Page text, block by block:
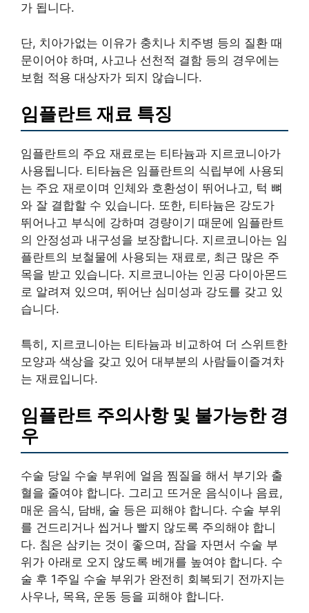
가 됩니다.
단, 치아가없는 이유가 충치나 치주병 등의 질환 때
문이어야 하며, 사고나 선천적 결함 등의 경우에는
보험 적용 대상자가 되지 않습니다.
임플란트 재료 특징
임플란트의 주요 재료로는 티타늄과 지르코니아가
사용됩니다. 티타늄은 임플란트의 식립부에 사용되
는 주요 재로이며 인체와 호환성이 뛰어나고, 턱 뼈
와 잘 결합할 수 있습니다. 또한, 티타늄은 강도가
뛰어나고 부식에 강하며 경량이기 때문에 임플란트
의 안정성과 내구성을 보장합니다. 지르코니아는 임
플란트의 보철물에 사용되는 재료로, 최근 많은 주
목을 받고 있습니다. 지르코니아는 인공 다이아몬드
로 알려져 있으며, 뛰어난 심미성과 강도를 갖고 있
습니다.
특히, 지르코니아는 티타늄과 비교하여 더 스위트한
모양과 색상을 갖고 있어 대부분의 사람들이즐겨차
는 재료입니다.
임플란트 주의사항 및 불가능한 경
우
수술 당일 수술 부위에 얼음 찜질을 해서 부기와 출
혈을 줄여야 합니다. 그리고 뜨거운 음식이나 음료,
매운 음식, 담배, 술 등은 피해야 합니다. 수술 부위
를 건드리거나 씹거나 빨지 않도록 주의해야 합니
다. 침은 삼키는 것이 좋으며, 잠을 자면서 수술 부
위가 아래로 오지 않도록 베개를 높여야 합니다. 수
술 후 1주일 수술 부위가 완전히 회복되기 전까지는
사우나, 목욕, 운동 등을 피해야 합니다.